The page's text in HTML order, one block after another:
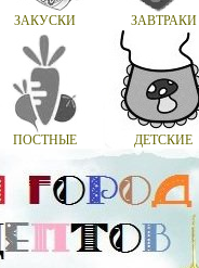
ЗАКУСКИ ЗАВТРАКИ
ПОСТНЫЕ ДЕТСКИЕ